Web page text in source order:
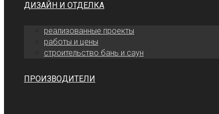
ДИЗАЙН И ОТДЕЛКА
реализованные проекты
работы и цены
cтроительство бань и саун
ПРОИЗВОДИТЕЛИ